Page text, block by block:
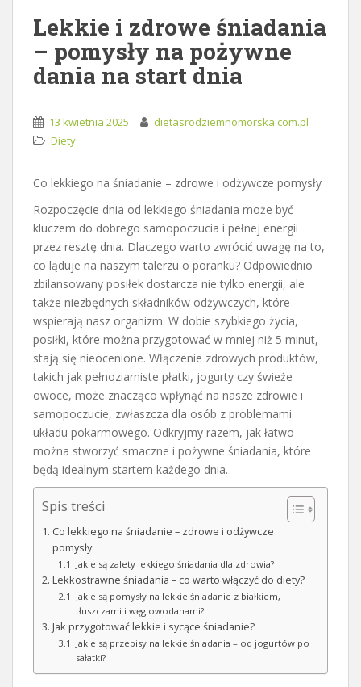
Lekkie i zdrowe śniadania
– pomysły na pożywne
dania na start dnia
13 kwietnia 2025
dietasrodziemnomorska.com.pl
Diety
Co lekkiego na śniadanie – zdrowe i odżywcze pomysły
Rozpoczęcie dnia od lekkiego śniadania może być
kluczem do dobrego samopoczucia i pełnej energii
przez resztę dnia. Dlaczego warto zwrócić uwagę na to,
co ląduje na naszym talerzu o poranku? Odpowiednio
zbilansowany posiłek dostarcza nie tylko energii, ale
także niezbędnych składników odżywczych, które
wspierają nasz organizm. W dobie szybkiego życia,
posiłki, które można przygotować w mniej niż 5 minut,
stają się nieocenione. Włączenie zdrowych produktów,
takich jak pełnoziarniste płatki, jogurty czy świeże
owoce, może znacząco wpłynąć na nasze zdrowie i
samopoczucie, zwłaszcza dla osób z problemami
układu pokarmowego. Odkryjmy razem, jak łatwo
można stworzyć smaczne i pożywne śniadania, które
będą idealnym startem każdego dnia.
Spis treści
Co lekkiego na śniadanie – zdrowe i odżywcze
pomysły
Jakie są zalety lekkiego śniadania dla zdrowia?
Lekkostrawne śniadania – co warto włączyć do diety?
Jakie są pomysły na lekkie śniadanie z białkiem,
tłuszczami i węglowodanami?
Jak przygotować lekkie i sycące śniadanie?
Jakie są przepisy na lekkie śniadania – od jogurtów po
sałatki?